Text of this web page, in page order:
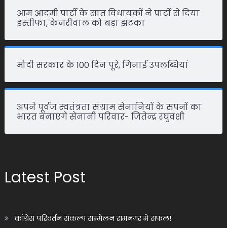
आम आदमी पार्टी के सात विधायकों ने पार्टी से दिया
इस्तीफा, केजरीवाल को बड़ा झटका
मोदी सरकार के 100 दिन पूरे, गिनाईं उपलब्धियां
अपने पूर्वज स्वतंत्रता संग्राम सेनानियों के सपनों का
भारत बनाएंगे सेनानी परिवार- जितेन्द्र रघुवंशी
Latest Post
कांग्रेस परिवर्तन संकल्प सम्मेलन रामनगर में सफल!